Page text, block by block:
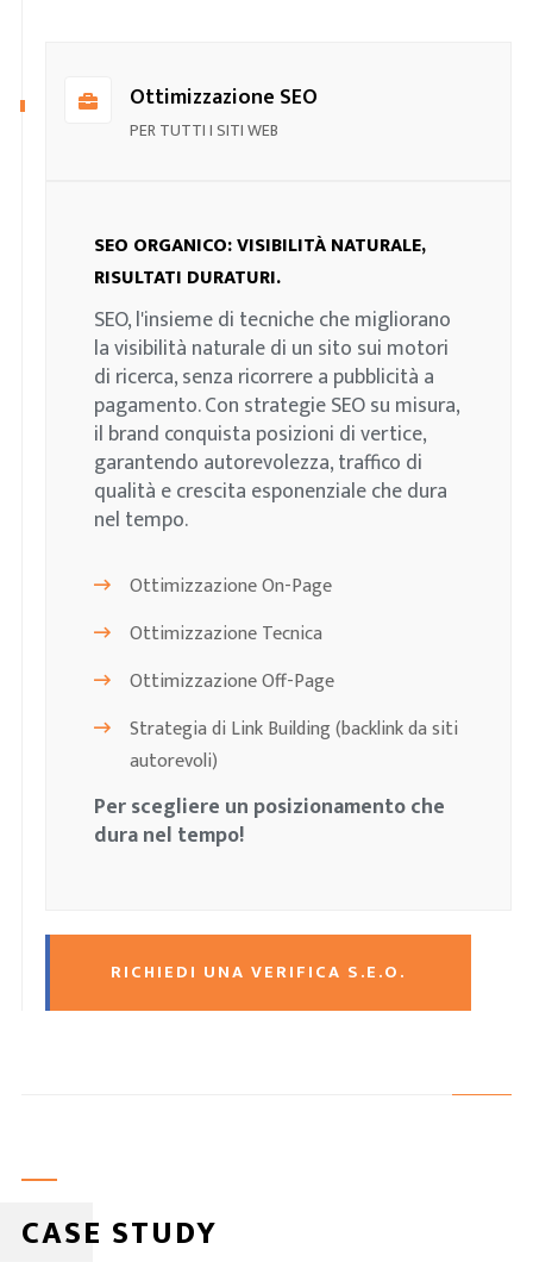
Ottimizzazione SEO
PER TUTTI I SITI WEB
SEO ORGANICO: VISIBILITÀ NATURALE,
RISULTATI DURATURI.
SEO, l'insieme di tecniche che migliorano
la visibilità naturale di un sito sui motori
di ricerca, senza ricorrere a pubblicità a
pagamento. Con strategie SEO su misura,
il brand conquista posizioni di vertice,
garantendo autorevolezza, traffico di
qualità e crescita esponenziale che dura
nel tempo.
Ottimizzazione On-Page
Ottimizzazione Tecnica
Ottimizzazione Off-Page
Strategia di Link Building (backlink da siti
autorevoli)
Per scegliere un posizionamento che
dura nel tempo!
RICHIEDI UNA VERIFICA S.E.O.
CASE STUDY